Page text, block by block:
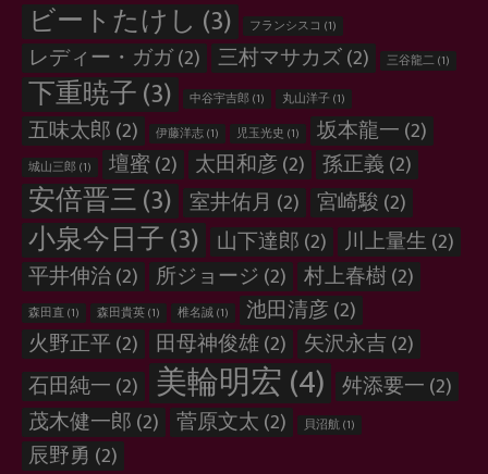
ビートたけし (3) フランシスコ (1)
レディー・ガガ(2) 三村マサカズ(2) 三谷龍二(1)
下重暁子(3) 中谷宇吉郎(1) 丸山洋子 (1)
五味太郎(2) 伊藤洋志(1) 児玉光史 (1) 坂本龍一(2)
城山三郎(1) 壇蜜(2) 太田和彦(2) 孫正義(2)
安倍晋三(3) 室井佑月 (2) 宮崎駿(2)
小泉今日子(3) 山下達郎(2) 川上量生(2)
平井伸治(2) 所ジョージ(2) 村上春樹(2)
森田直(1) 森田貴英(1) 椎名誠(1) 池田清彦(2)
火野正平(2) 田母神俊雄(2) 矢沢永吉(2)
石田純一(2) 美輪明宏(4) 舛添要一(2)
茂木健一郎(2) 菅原文太(2) 貝沼航(1)
辰野勇 (2)